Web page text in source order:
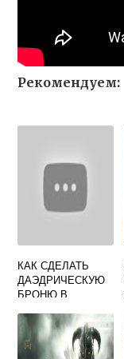
Рекомендуем:
КАК СДЕЛАТЬ
ДАЭДРИЧЕСКУЮ
БРОНЮ В